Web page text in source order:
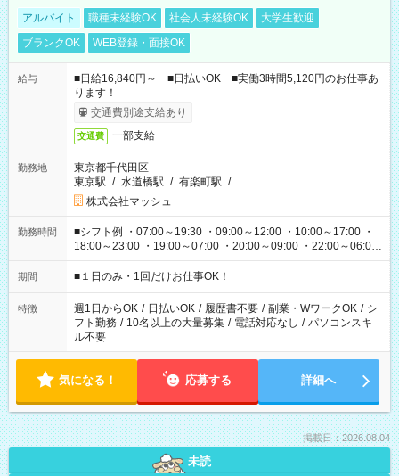
アルバイト 職種未経験OK 社会人未経験OK
大学生歓迎
ブランクOK
WEB登録・面接OK
給与
■日給16,840円～ ■日払いOK ■実働3時間5,120円のお仕事あ
ります！
交通費別途支給あり
交通費 一部支給
勤務地
東京都千代田区
東京駅 / 水道橋駅 / 有楽町駅 / …
株式会社マッシュ
勤務時間
■シフト例 ・07:00～19:30 ・09:00～12:00 ・10:00～17:00 ・
18:00～23:00 ・19:00～07:00 ・20:00～09:00 ・22:00～06:00
etc ★最短で3時間で5,120円のお仕事から 15時間で2万円近く稼
げるお仕事も！ ご希望のお時間に合わせてご紹介！ ※シフトは
ください！
期間 ■１日のみ・1回だけお仕事OK！
特徴 週1日からOK / 日払いOK / 履歴書不要 / 副業・WワークOK / シ
フト勤務 / 10名以上の大量募集 / 電話対応なし / パソコンスキ
ル不要
気になる！ 応募する 詳細へ
掲載日：2026.08.04
未読